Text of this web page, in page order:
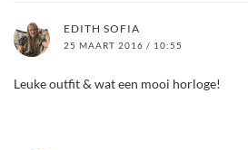
EDITH SOFIA
25 MAART 2016 / 10:55
Leuke outfit & wat een mooi horloge!